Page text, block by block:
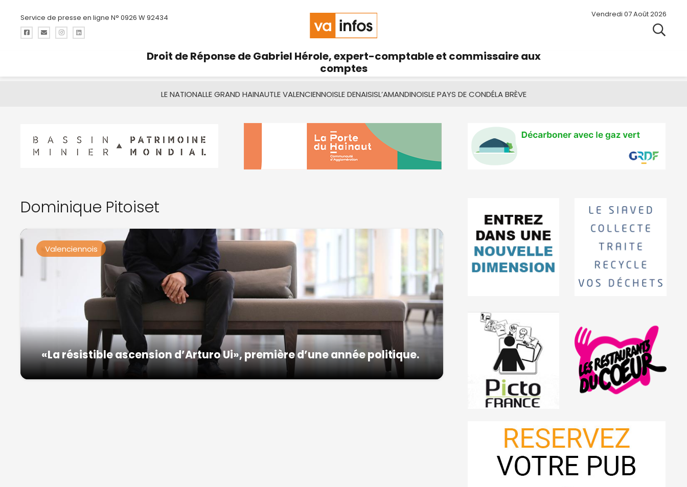
Service de presse en ligne N° 0926 W 92434 Vendredi 07 Août 2026
Droit de Réponse de Gabriel Hérole, expert-comptable et commissaire aux
comptes
LE NATIONALLE GRAND HAINAUTLE VALENCIENNOISLE DENAISISL’AMANDINOISLE PAYS DE CONDÉLA BRÈVE
Dominique Pitoiset
Valenciennois
«La résistible ascension d’Arturo Ui», première d’une année politique.